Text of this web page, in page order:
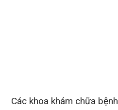
Các khoa khám chữa bệnh